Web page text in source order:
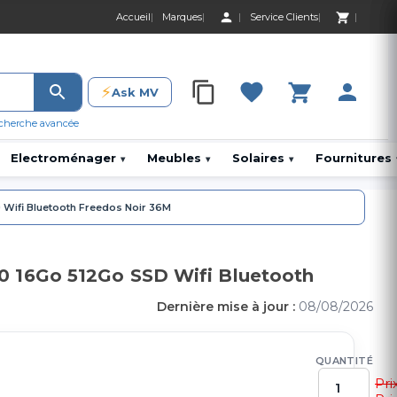
Accueil Marques Service Clients
0 Produit 0,00
avancée
⚡Ask MV 0 Produit 0,00 DH
Electroménager ▾ Meubles ▾ Solaires ▾ Fournitures
Wifi Bluetooth Freedos Noir 36M
16Go 512Go SSD Wifi Bluetooth
QUANTITÉ
Dernière mise à jour : 08/08/2026